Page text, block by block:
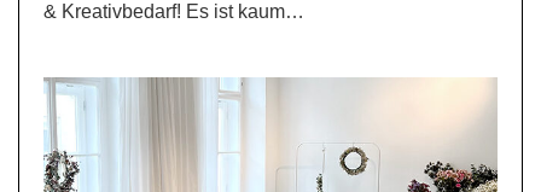
& Kreativbedarf! Es ist kaum…